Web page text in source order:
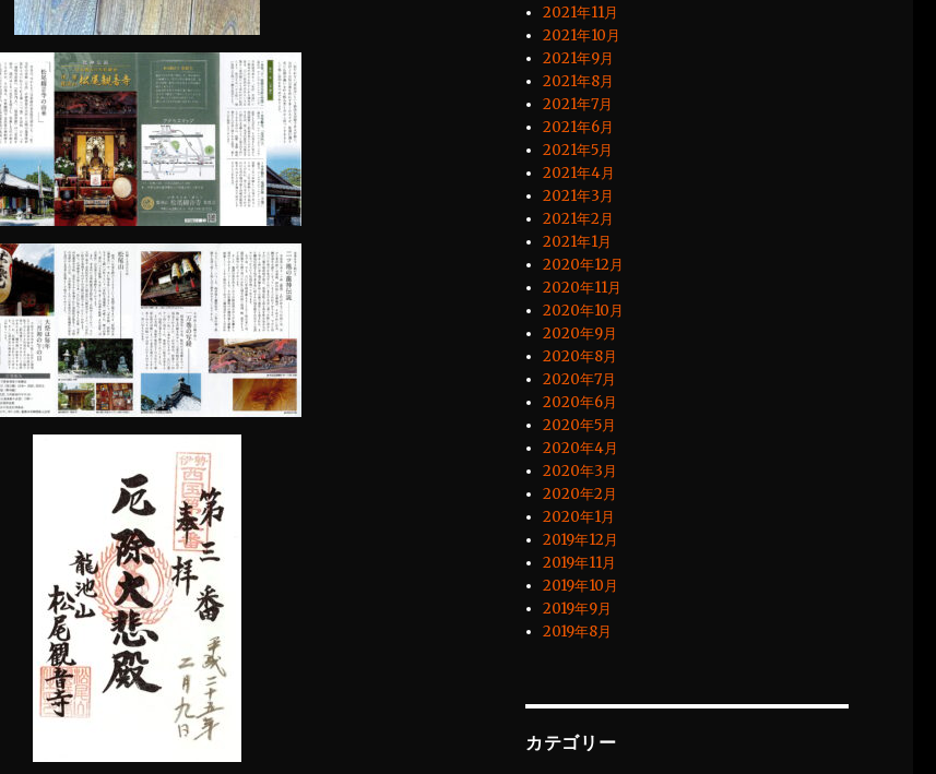
2021年11月
2021年10月
2021年9月
2021年8月
2021年7月
2021年6月
2021年5月
2021年4月
2021年3月
2021年2月
2021年1月
2020年12月
2020年11月
2020年10月
2020年9月
2020年8月
2020年7月
2020年6月
2020年5月
2020年4月
2020年3月
2020年2月
2020年1月
2019年12月
2019年11月
2019年10月
2019年9月
2019年8月
カテゴリー